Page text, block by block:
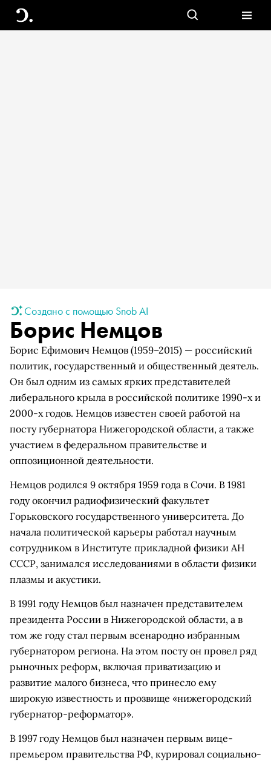
Создано с помощью Snob AI
Борис Немцов
Борис Ефимович Немцов (1959–2015) — российский
политик, государственный и общественный деятель.
Он был одним из самых ярких представителей
либерального крыла в российской политике 1990-х и
2000-х годов. Немцов известен своей работой на
посту губернатора Нижегородской области, а также
участием в федеральном правительстве и
оппозиционной деятельности.
Немцов родился 9 октября 1959 года в Сочи. В 1981
году окончил радиофизический факультет
Горьковского государственного университета. До
начала политической карьеры работал научным
сотрудником в Институте прикладной физики АН
СССР, занимался исследованиями в области физики
плазмы и акустики.
В 1991 году Немцов был назначен представителем
президента России в Нижегородской области, а в
том же году стал первым всенародно избранным
губернатором региона. На этом посту он провел ряд
рыночных реформ, включая приватизацию и
развитие малого бизнеса, что принесло ему
широкую известность и прозвище «нижегородский
губернатор-реформатор».
В 1997 году Немцов был назначен первым вице-
премьером правительства РФ, курировал социально-